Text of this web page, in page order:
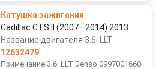
Катушка зажигания
Cadillac CTS II (2007—2014) 2013
Название двигателя 3.6i LLT
12632479
Примечание:3.6i LLT Denso 0997001660